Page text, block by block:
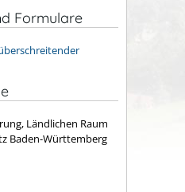
Formulare
Ländlichen Raum
Baden-Württemberg